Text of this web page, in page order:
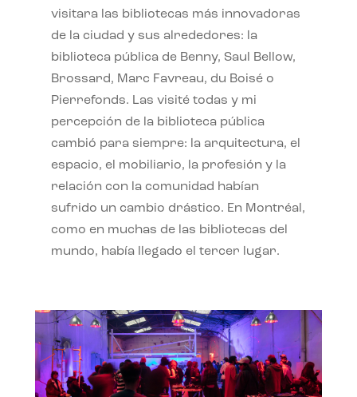
visitara las bibliotecas más innovadoras
de la ciudad y sus alrededores: la
biblioteca pública de Benny, Saul Bellow,
Brossard, Marc Favreau, du Boisé o
Pierrefonds. Las visité todas y mi
percepción de la biblioteca pública
cambió para siempre: la arquitectura, el
espacio, el mobiliario, la profesión y la
relación con la comunidad habían
sufrido un cambio drástico. En Montréal,
como en muchas de las bibliotecas del
mundo, había llegado el tercer lugar.